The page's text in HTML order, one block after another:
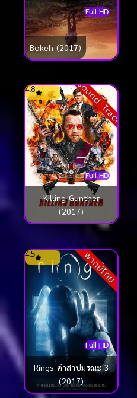
Full HD
Bokeh (2017)
Sound Track
Full HD
4.8
Killing Gunther
(2017)
พากย์ไทย
Full HD
4.5
Rings คำสาปมรณะ 3
(2017)